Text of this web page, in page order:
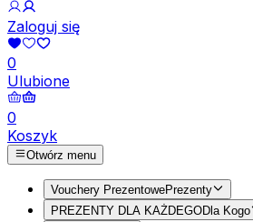
Zaloguj się
0
Ulubione
0
Koszyk
Otwórz menu
Vouchery PrezentowePrezenty
PREZENTY DLA KAŻDEGODla Kogo